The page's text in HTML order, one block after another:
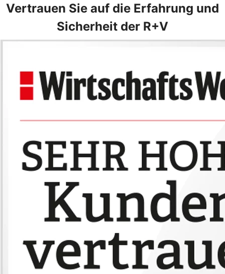
Vertrauen Sie auf die Erfahrung und
Sicherheit der R+V